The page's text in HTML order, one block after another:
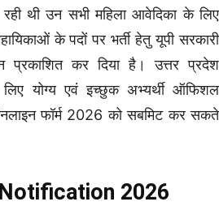
थी उन सभी महिला आवेदिका के लिए
के पदों पर भर्ती हेतु यूपी सरकारी
प्रकाशित कर दिया है। उत्तर प्रदेश
योग्य एवं इच्छुक अभ्यर्थी ऑफिशल
फॉर्म 2026 को सबमिट कर सकते
2026